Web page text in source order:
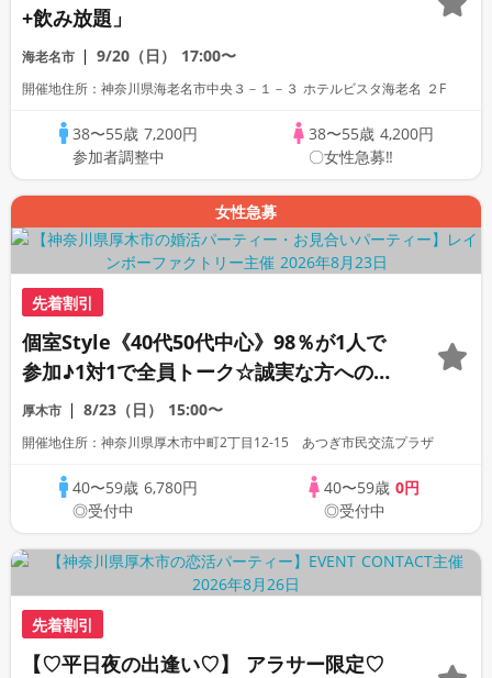
+飲み放題」
海老名市 9/20（日） 17:00〜
開催地住所：神奈川県海老名市中央３－１－３ ホテルビスタ海老名 ２F
38〜55歳 7,200円
参加者調整中
38〜55歳 4,200円
〇女性急募‼
女性急募
先着割引
個室Style《40代50代中心》98％が1人で
参加♪1対1で全員トーク☆誠実な方への婚
活パーティー
厚木市 8/23（日） 15:00〜
開催地住所：神奈川県厚木市中町2丁目12-15 あつぎ市民交流プラザ
40〜59歳 6,780円
◎受付中
40〜59歳 0円
◎受付中
先着割引
【♡平日夜の出逢い♡】 アラサー限定♡